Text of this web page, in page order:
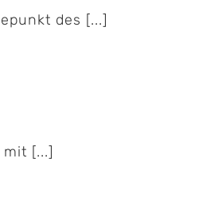
des [...]
[...]